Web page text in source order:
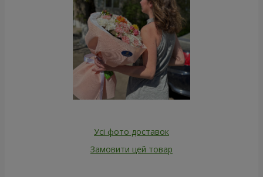
Усі фото доставок
Замовити цей товар